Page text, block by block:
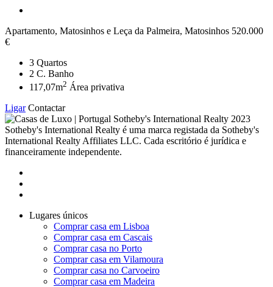
Apartamento, Matosinhos e Leça da Palmeira, Matosinhos 520.000
€
3 Quartos
2 C. Banho
117,07m2 Área privativa
Ligar Contactar
2023
Sotheby's International Realty é uma marca registada da Sotheby's
International Realty Affiliates LLC. Cada escritório é jurídica e
financeiramente independente.
Lugares únicos
Comprar casa em Lisboa
Comprar casa em Cascais
Comprar casa no Porto
Comprar casa em Vilamoura
Comprar casa no Carvoeiro
Comprar casa em Madeira